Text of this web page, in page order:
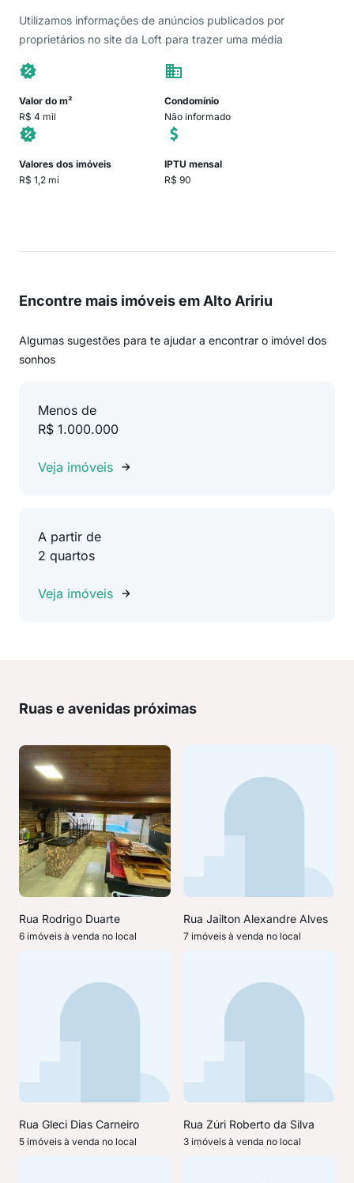
Utilizamos informações de anúncios publicados por
proprietários no site da Loft para trazer uma média
Valor do m²
R$ 4 mil
Condomínio
Não informado
Valores dos imóveis
R$ 1,2 mi
IPTU mensal
R$ 90
Encontre mais imóveis em Alto Aririu
Algumas sugestões para te ajudar a encontrar o imóvel dos
sonhos
Menos de
R$ 1.000.000
Veja imóveis
A partir de
2 quartos
Veja imóveis
Ruas e avenidas próximas
Rua Rodrigo Duarte
6 imóveis à venda no local
Rua Jailton Alexandre Alves
7 imóveis à venda no local
Rua Gleci Dias Carneiro
5 imóveis à venda no local
Rua Zúri Roberto da Silva
3 imóveis à venda no local